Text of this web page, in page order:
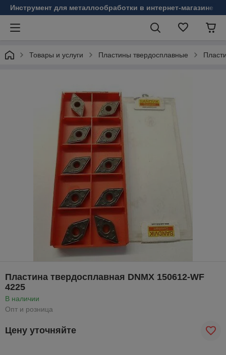
Инструмент для металлообработки в интернет-магазине
Товары и услуги Пластины твердосплавные
Пластина твердосплавная DNMX 150612-WF
4225
В наличии
Опт и розница
Цену уточняйте